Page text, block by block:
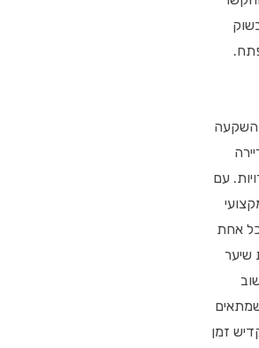
השקעה
עם
כל אחת
שיער
זמן